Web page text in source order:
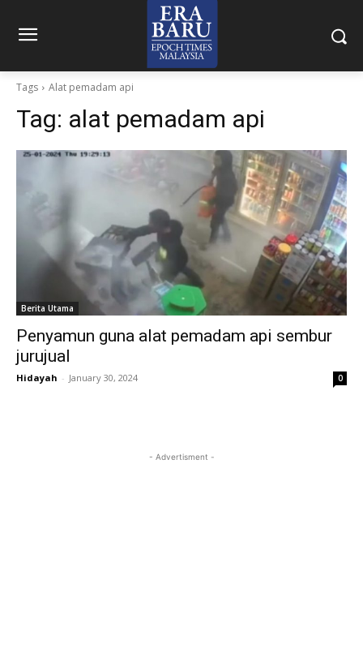
Tags Alat pemadam api
Tag: alat pemadam api
Berita Utama
Penyamun guna alat pemadam api sembur
jurujual
Hidayah - January 30, 2024 0
- Advertisment -